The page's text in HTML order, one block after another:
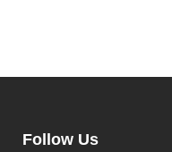
Follow Us